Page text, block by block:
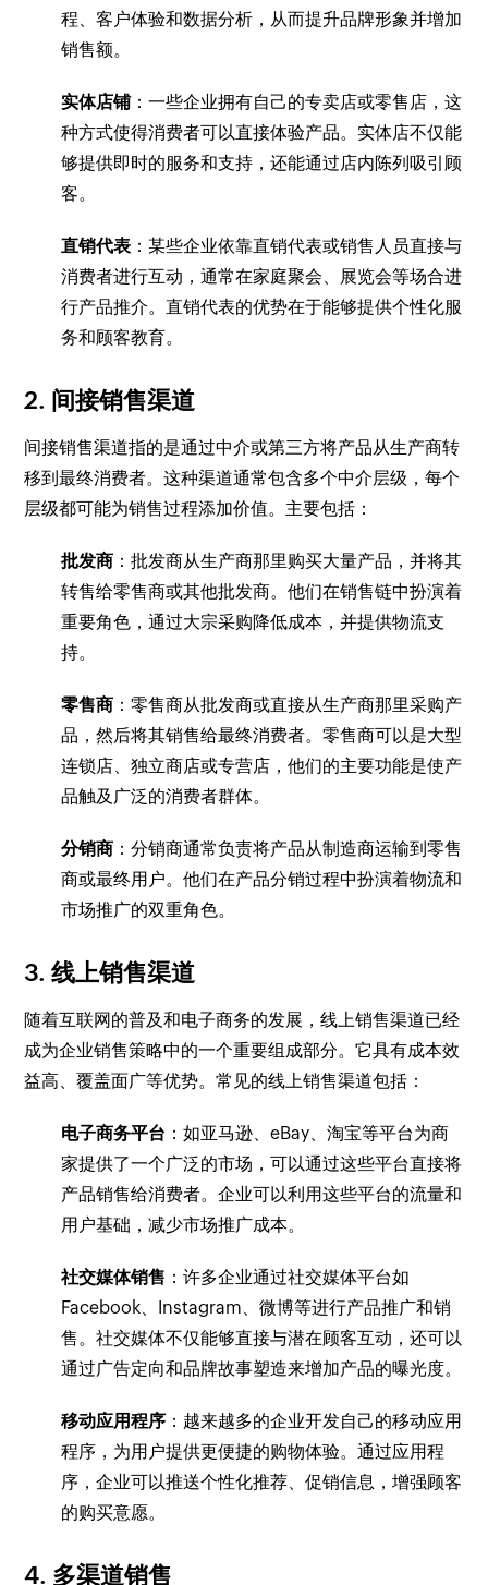
程、客户体验和数据分析，从而提升品牌形象并增加
销售额。
实体店铺：一些企业拥有自己的专卖店或零售店，这
种方式使得消费者可以直接体验产品。实体店不仅能
够提供即时的服务和支持，还能通过店内陈列吸引顾
客。
直销代表 ：某些企业依靠直销代表或销售人员直接与
消费者进行互动，通常在家庭聚会、展览会等场合进
行产品推介。直销代表的优势在于能够提供个性化服
务和顾客教育。
2. 间接销售渠道
间接销售渠道指的是通过中介或第三方将产品从生产商转
移到最终消费者。这种渠道通常包含多个中介层级，每个
层级都可能为销售过程添加价值。主要包括：
批发商 ：批发商从生产商那里购买大量产品，并将其
转售给零售商或其他批发商。他们在销售链中扮演着
重要角色，通过大宗采购降低成本，并提供物流支
持。
零售商 ：零售商从批发商或直接从生产商那里采购产
品，然后将其销售给最终消费者。零售商可以是大型
连锁店、独立商店或专营店，他们的主要功能是使产
品触及广泛的消费者群体。
分销商 ：分销商通常负责将产品从制造商运输到零售
商或最终用户。他们在产品分销过程中扮演着物流和
市场推广的双重角色。
3.线上销售渠道
随着互联网的普及和电子商务的发展，线上销售渠道已经
成为企业销售策略中的一个重要组成部分。它具有成本效
益高、覆盖面广等优势。常见的线上销售渠道包括：
电子商务平台 ：如亚马逊、eBay、淘宝等平台为商
家提供了一个广泛的市场，可以通过这些平台直接将
产品销售给消费者。企业可以利用这些平台的流量和
用户基础，减少市场推广成本。
社交媒体销售 ：许多企业通过社交媒体平台如
Facebook、Instagram、微博等进行产品推广和销
售。社交媒体不仅能够直接与潜在顾客互动，还可以
通过广告定向和品牌故事塑造来增加产品的曝光度。
移动应用程序 ：越来越多的企业开发自己的移动应用
程序，为用户提供更便捷的购物体验。通过应用程
序，企业可以推送个性化推荐、促销信息，增强顾客
的购买意愿。
4. 多渠道销售